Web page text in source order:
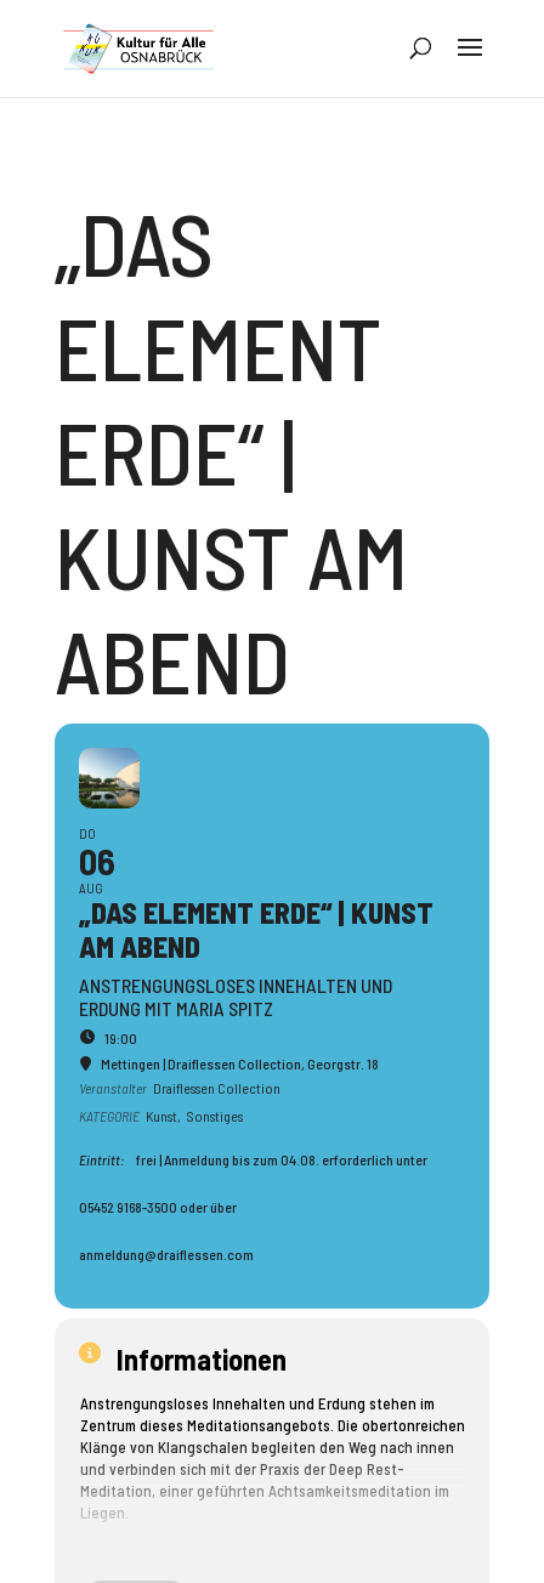
„DAS
ELEMENT
ERDE“ |
KUNST AM
ABEND
DO
06
AUG
„DAS ELEMENT ERDE“ | KUNST
AM ABEND
ANSTRENGUNGSLOSES INNEHALTEN UND
ERDUNG MIT MARIA SPITZ
19:00
Mettingen | Draiflessen Collection, Georgstr. 18
Veranstalter Draiflessen Collection
KATEGORIE Kunst, Sonstiges
Eintritt: frei | Anmeldung bis zum 04.08. erforderlich unter
05452 9168-3500 oder über
anmeldung@draiflessen.com
Informationen
Anstrengungsloses Innehalten und Erdung stehen im
Zentrum dieses Meditationsangebots. Die obertonreichen
Klänge von Klangschalen begleiten den Weg nach innen
und verbinden sich mit der Praxis der Deep Rest-
Meditation, einer geführten Achtsamkeitsmeditation im
Liegen.